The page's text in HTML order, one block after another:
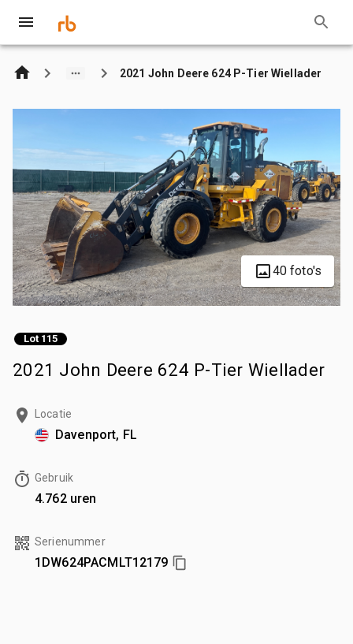
2021 John Deere 624 P-Tier Wiellader
40 foto's
Lot 115
2021 John Deere 624 P-Tier Wiellader
Locatie
Davenport, FL
Gebruik
4.762 uren
Serienummer
1DW624PACMLT12179